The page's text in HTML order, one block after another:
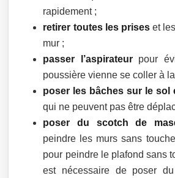
rapidement ;
retirer toutes les priseset
mur ;
passer l’aspirateurpour
poussière vienne se coller à
poser les bâches sur le sol
qui ne peuvent pas être
poser du scotch de
peindre les murs sans
pour peindre le plafond sans
est nécessaire de poser